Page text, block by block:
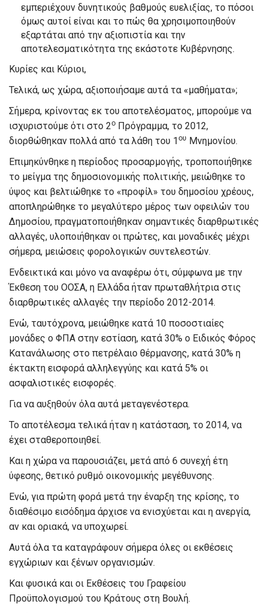
εμπεριέχουν δυνητικούς βαθμούς ευελιξίας, το πόσοι
όμως αυτοί είναι και το πώς θα χρησιμοποιηθούν
εξαρτάται από την αξιοπιστία και την
αποτελεσματικότητα της εκάστοτε Κυβέρνησης.
Κυρίες και Κύριοι,
Τελικά, ως χώρα, αξιοποιήσαμε αυτά τα «μαθήματα»;
Σήμερα, κρίνοντας εκ του αποτελέσματος, μπορούμε να
ισχυριστούμε ότι στο 2ο Πρόγραμμα, το 2012,
διορθώθηκαν πολλά από τα λάθη του 1 ου Μνημονίου.
Επιμηκύνθηκε η περίοδος προσαρμογής, τροποποιήθηκε
το μείγμα της δημοσιονομικής πολιτικής, μειώθηκε το
ύψος και βελτιώθηκε το «προφίλ» του δημοσίου χρέους,
αποπληρώθηκε το μεγαλύτερο μέρος των οφειλών του
Δημοσίου, πραγματοποιήθηκαν σημαντικές διαρθρωτικές
αλλαγές, υλοποιήθηκαν οι πρώτες, και μοναδικές μέχρι
σήμερα, μειώσεις φορολογικών συντελεστών.
Ενδεικτικά και μόνο να αναφέρω ότι, σύμφωνα με την
Έκθεση του ΟΟΣΑ, η Ελλάδα ήταν πρωταθλήτρια στις
διαρθρωτικές αλλαγές την περίοδο 2012-2014.
Ενώ, ταυτόχρονα, μειώθηκε κατά 10 ποσοστιαίες
μονάδες ο ΦΠΑ στην εστίαση, κατά 30% ο Ειδικός Φόρος
Κατανάλωσης στο πετρέλαιο θέρμανσης, κατά 30% η
έκτακτη εισφορά αλληλεγγύης και κατά 5% οι
ασφαλιστικές εισφορές.
Για να αυξηθούν όλα αυτά μεταγενέστερα.
Το αποτέλεσμα τελικά ήταν η κατάσταση, το 2014, να
έχει σταθεροποιηθεί.
Και η χώρα να παρουσιάζει, μετά από 6 συνεχή έτη
ύφεσης, θετικό ρυθμό οικονομικής μεγέθυνσης.
Ενώ, για πρώτη φορά μετά την έναρξη της κρίσης, το
διαθέσιμο εισόδημα άρχισε να ενισχύεται και η ανεργία,
αν και οριακά, να υποχωρεί.
Αυτά όλα τα καταγράφουν σήμερα όλες οι εκθέσεις
εγχώριων και ξένων οργανισμών.
Και φυσικά και οι Εκθέσεις του Γραφείου
Προϋπολογισμού του Κράτους στη Βουλή.